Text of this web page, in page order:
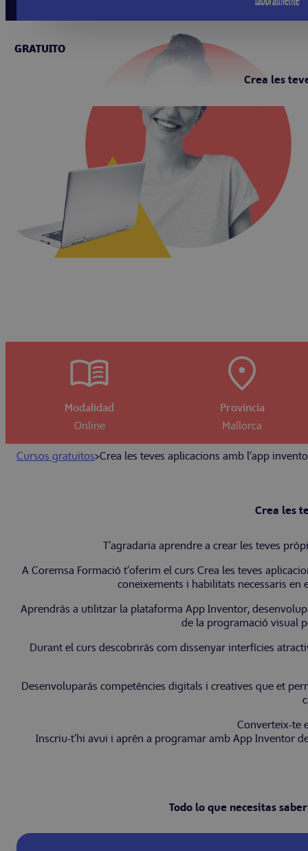
GRATUITO
Crea les
Modalidad
Online
Provincia
Mallorca
Cursos gratuitos>Crea les teves aplicacions amb l’app
Crea les
T’agradaria aprendre a crear les teves
A Coremsa Formació t’oferim el curs Crea les teves
coneixements i habilitats necessaris en
Aprendràs a utilitzar la plataforma App Inventor,
de la programació visual
Durant el curs descobriràs com dissenyar interfícies
Desenvoluparàs competències digitals i creatives que et
Converteix-te
Inscriu-t’hi avui i aprèn a programar amb App Inventor
Todo lo que necesitas